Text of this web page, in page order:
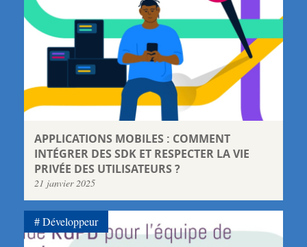
APPLICATIONS MOBILES : COMMENT
INTÉGRER DES SDK ET RESPECTER LA VIE
PRIVÉE DES UTILISATEURS ?
21 janvier 2025
Développeur